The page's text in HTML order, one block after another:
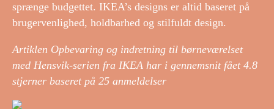
sprænge budgettet. IKEA’s designs er altid baseret på
brugervenlighed, holdbarhed og stilfuldt design.
Artiklen Opbevaring og indretning til børneværelset
med Hensvik-serien fra IKEA har i gennemsnit fået 4.8
stjerner baseret på 25 anmeldelser